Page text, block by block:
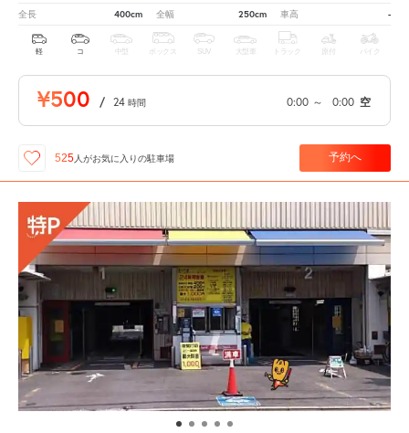
全長 400cm 全幅 250cm 車高 -
軽 コ 中型 ボックス SUV 大型車 トラック 原付 バイク
¥500 / 24 時間 0:00 ～ 0:00 空
525 人がお気に入りの駐車場 予約へ